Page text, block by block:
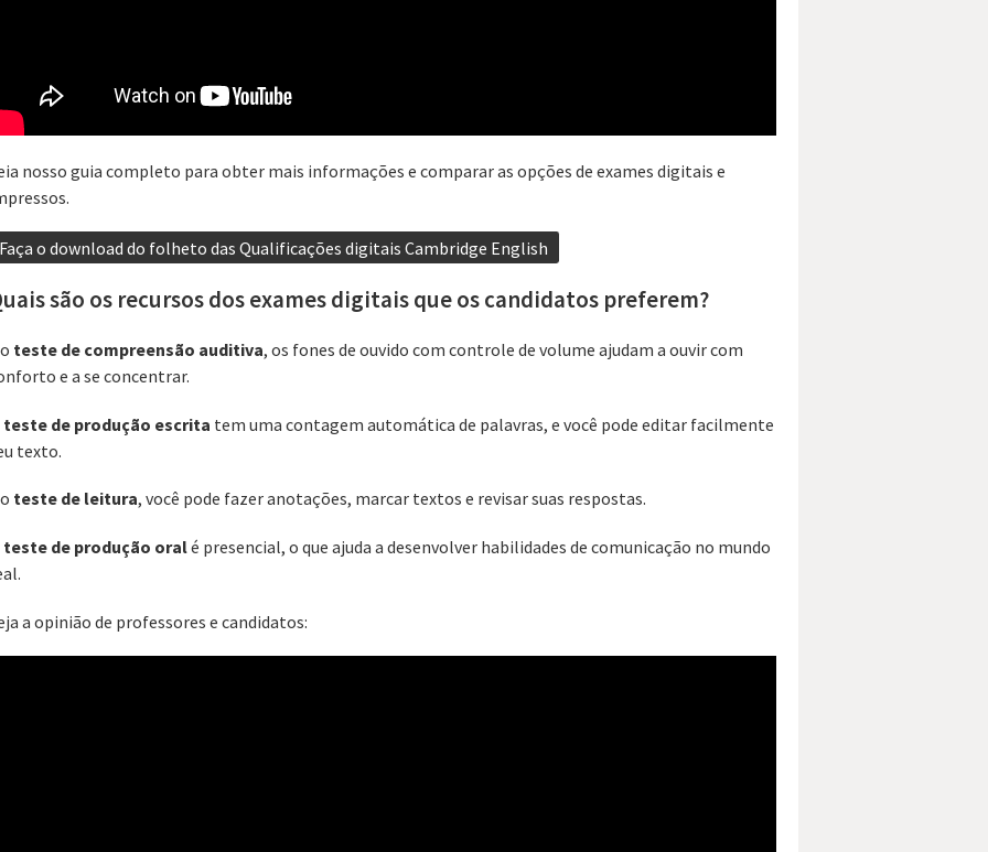
nosso guia completo para obter mais informações e comparar as opções de exames digitais e
o download do folheto das Qualificações digitais Cambridge English
são os recursos dos exames digitais que os candidatos preferem?
teste de compreensão auditiva, os fones de ouvido com controle de volume ajudam a ouvir com
e a se concentrar.
teste de produção escrita ‌‌ tem uma contagem automática de palavras, e você pode editar facilmente
texto.
‌‌teste de leitura, você pode fazer anotações, marcar textos e revisar suas respostas.
‌‌teste de produção oral‌‌é presencial, o que ajuda a desenvolver habilidades de comunicação no mundo
a opinião de professores e candidatos: